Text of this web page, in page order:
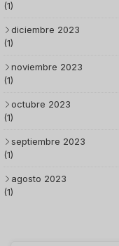
(1)
diciembre 2023
(1)
noviembre 2023
(1)
octubre 2023
(1)
septiembre 2023
(1)
agosto 2023
(1)